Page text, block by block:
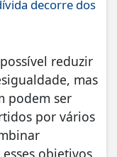
decorre dos
reduzir
mas
podem ser
por vários
objetivos